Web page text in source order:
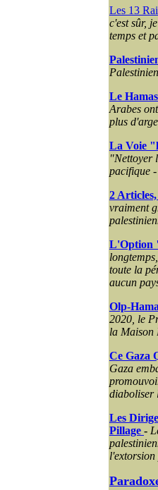
Les 13
c'est sûr,
temps et
Le
Arabes
plus
La Voie
"Nettoyer
pacifique
2
vraiment
L'Option
toute la
aucun
Olp-
2020, le
la Maison
Ce Gaza
Gaza
diaboliser
Les
Pillage -